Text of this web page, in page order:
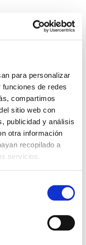
para personalizar
de redes
compartimos
sitio web con
publicidad y análisis
otra información
recopilado a
servicios.
gas